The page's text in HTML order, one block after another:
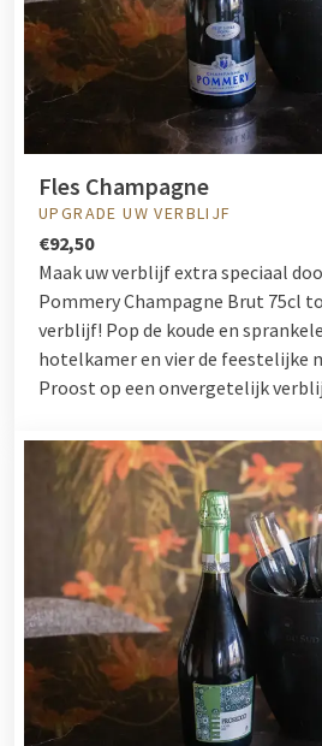
Fles Champagne
UPGRADE UW VERBLIJF
€92,50
Maak uw verblijf extra speciaal
Pommery Champagne Brut 75cl
verblijf! Pop de koude en
hotelkamer en vier de feestelijke
Proost op een onvergetelijk